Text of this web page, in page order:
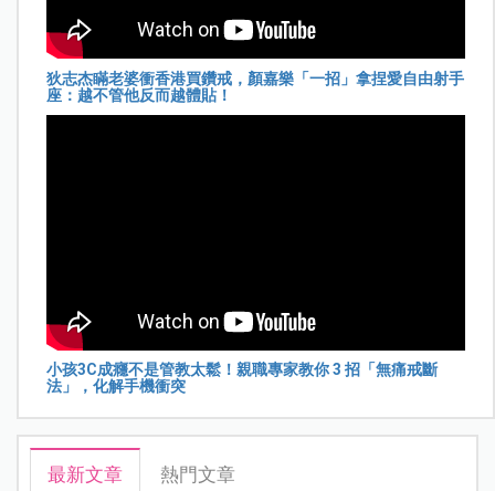
狄志杰瞞老婆衝香港買鑽戒，顏嘉樂「一招」拿捏愛自由射手
座：越不管他反而越體貼！
小孩3C成癮不是管教太鬆！親職專家教你 3 招「無痛戒斷
法」，化解手機衝突
最新文章 熱門文章